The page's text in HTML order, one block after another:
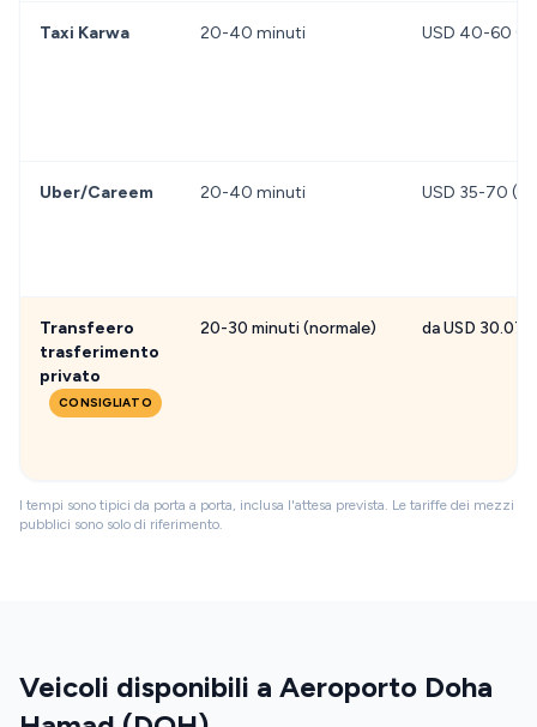
Taxi Karwa 20-40 minuti USD 40-60
Uber/Careem 20-40 minuti USD 35-70
Transfeero
trasferimento
privato
CONSIGLIATO
20-30 minuti (normale) da USD 30.07
I tempi sono tipici da porta a porta, inclusa l'attesa prevista. Le tariffe dei mezzi
pubblici sono solo di riferimento.
Veicoli disponibili a Aeroporto Doha